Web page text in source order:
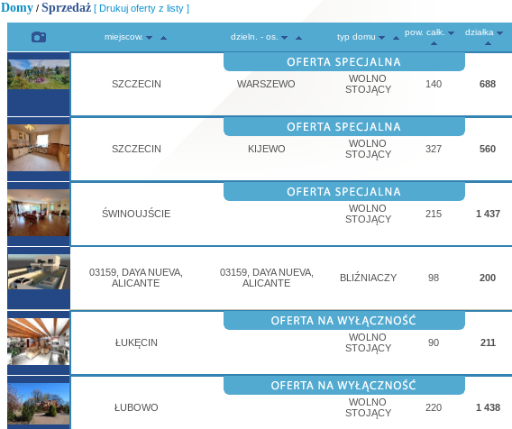
Domy / Sprzedaż [ Drukuj oferty z listy ]
miejscow. dzieln. - os. typ domu pow. całk. działka
SZCZECIN WARSZEWO
WOLNO
STOJĄCY
140 688
SZCZECIN KIJEWO
WOLNO
STOJĄCY
327 560
ŚWINOUJŚCIE
WOLNO
STOJĄCY
215 1 437
03159, DAYA NUEVA,
ALICANTE
03159, DAYA NUEVA,
ALICANTE
BLIŹNIACZY 98 200
ŁUKĘCIN
WOLNO
STOJĄCY
90 211
ŁUBOWO
WOLNO
STOJĄCY
220 1 438